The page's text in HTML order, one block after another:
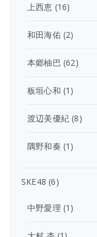
上西恵 (16)
和田海佑(2)
本郷柚巴 (62)
板垣心和 (1)
渡辺美優紀 (8)
隅野和奏 (1)
SKE48 (6)
中野愛理 (1)